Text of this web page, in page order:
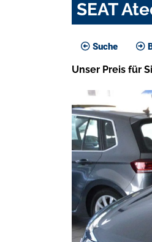
SEAT
Suche
Unser Preis für